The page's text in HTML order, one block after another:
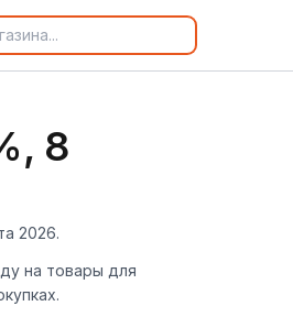
8
2026.
на товары для